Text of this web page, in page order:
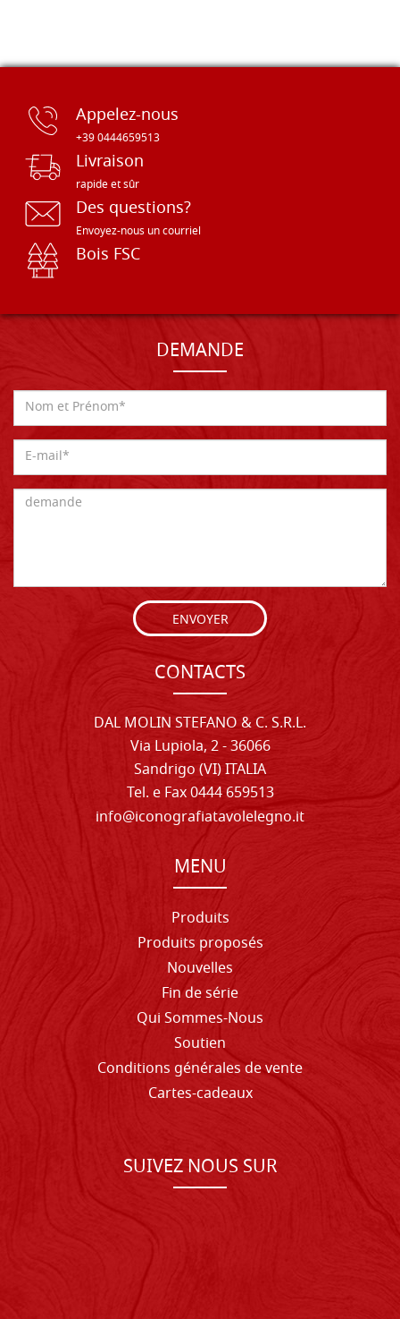
Appelez-nous
+39 0444659513
Livraison
rapide et sûr
Des questions?
Envoyez-nous un courriel
Bois FSC
DEMANDE
ENVOYER
CONTACTS
DAL MOLIN STEFANO & C. S.R.L.
Via Lupiola, 2 - 36066
Sandrigo (VI) ITALIA
Tel. e Fax 0444 659513
info@iconografiatavolelegno.it
MENU
Produits
Produits proposés
Nouvelles
Fin de série
Qui Sommes-Nous
Soutien
Conditions générales de vente
Cartes-cadeaux
SUIVEZ NOUS SUR